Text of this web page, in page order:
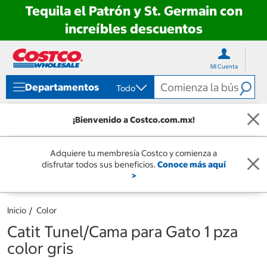
Tequila el Patrón y St. Germain con
increíbles descuentos
directo
contenido
directo
menú
navegación
Mi Cuenta
Departamentos Todo
¡Bienvenido a Costco.com.mx!
Adquiere tu membresía Costco y comienza a
disfrutar todos sus beneficios.Conoce más aquí
>
Inicio Color
Catit Tunel/Cama para Gato 1 pza
color gris